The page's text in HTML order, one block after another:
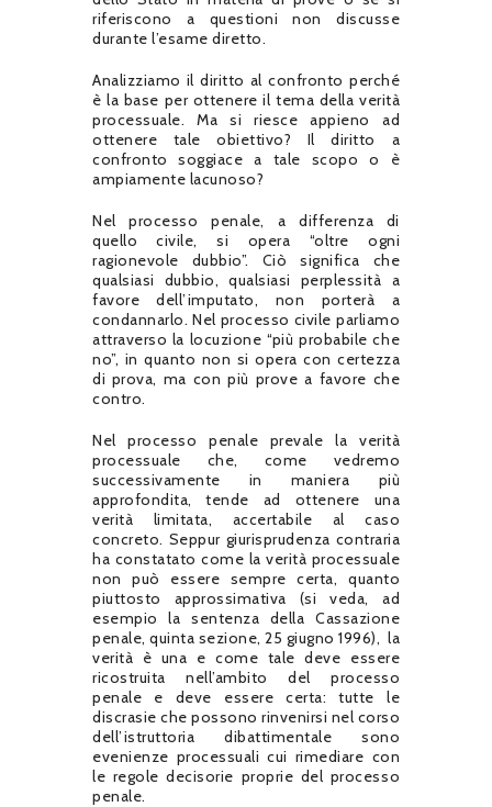
riferiscono a questioni non discusse
durante l’esame diretto.
Analizziamo il diritto al confronto perché
è la base per ottenere il tema della verità
processuale. Ma si riesce appieno ad
ottenere tale obiettivo? Il diritto a
confronto soggiace a tale scopo o è
ampiamente lacunoso?
Nel processo penale, a differenza di
quello civile, si opera “oltre ogni
ragionevole dubbio”. Ciò significa che
qualsiasi dubbio, qualsiasi perplessità a
favore dell’imputato, non porterà a
condannarlo. Nel processo civile parliamo
attraverso la locuzione “più probabile che
no”, in quanto non si opera con certezza
di prova, ma con più prove a favore che
contro.
Nel processo penale prevale la verità
processuale che, come vedremo
successivamente in maniera più
approfondita, tende ad ottenere una
verità limitata, accertabile al caso
concreto. Seppur giurisprudenza contraria
ha constatato come la verità processuale
non può essere sempre certa, quanto
piuttosto approssimativa (si veda, ad
esempio la sentenza della Cassazione
penale, quinta sezione, 25 giugno 1996), la
verità è una e come tale deve essere
ricostruita nell’ambito del processo
penale e deve essere certa: tutte le
discrasie che possono rinvenirsi nel corso
dell’istruttoria dibattimentale sono
evenienze processuali cui rimediare con
le regole decisorie proprie del processo
penale.